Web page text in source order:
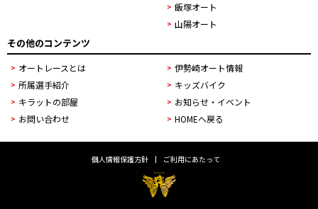
飯塚オート
山陽オート
その他のコンテンツ
オートレースとは
伊勢崎オート情報
所属選手紹介
キッズバイク
キラットの部屋
お知らせ・イベント
お問い合わせ
HOMEへ戻る
個人情報保護方針 ご利用にあたって